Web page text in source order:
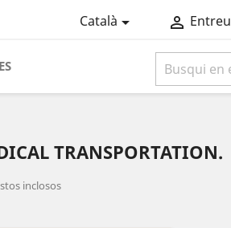
Català  Entreu
TRANSPORTATION.
inclosos